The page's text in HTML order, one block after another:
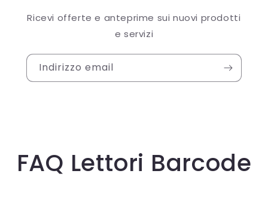
Ricevi offerte e anteprime sui nuovi prodotti
e servizi
Indirizzo email
FAQ Lettori Barcode